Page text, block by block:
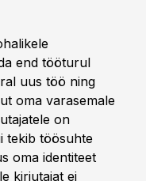
end tööturul
uus töö ning
oma varasemale
on
tekib töösuhte
oma identiteet
kirjutajat ei